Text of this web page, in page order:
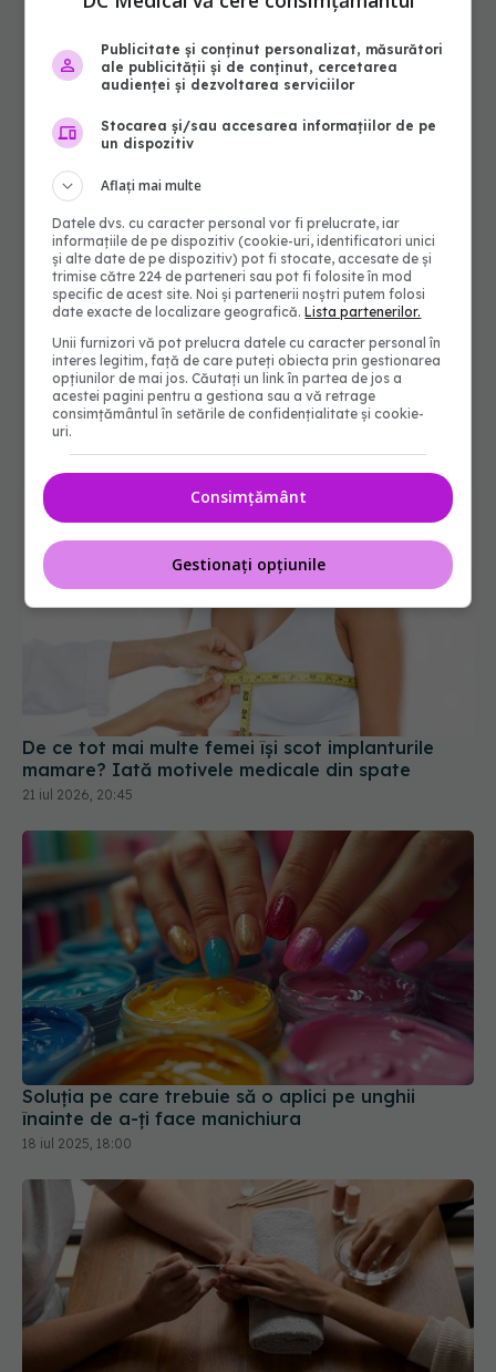
De ce tot mai multe femei își scot implanturile
mamare? Iată motivele medicale din spate
21 iul 2026, 20:45
Soluția pe care trebuie să o aplici pe unghii
înainte de a-ți face manichiura
18 iul 2025, 18:00
Publicitate și conținut personalizat, măsurători
ale publicității și de conținut, cercetarea
audienței și dezvoltarea serviciilor
Stocarea și/sau accesarea informațiilor de pe
un dispozitiv
Aflați mai multe
Datele dvs. cu caracter personal vor fi prelucrate, iar
informațiile de pe dispozitiv (cookie-uri, identificatori unici
și alte date de pe dispozitiv) pot fi stocate, accesate de și
trimise către 224 de parteneri sau pot fi folosite în mod
specific de acest site. Noi și partenerii noștri putem folosi
date exacte de localizare geografică.Lista partenerilor.
Unii furnizori vă pot prelucra datele cu caracter personal în
interes legitim, față de care puteți obiecta prin gestionarea
opțiunilor de mai jos. Căutați un link în partea de jos a
acestei pagini pentru a gestiona sau a vă retrage
consimțământul în setările de confidențialitate și cookie-
uri.
Consimțământ
Gestionați opțiunile